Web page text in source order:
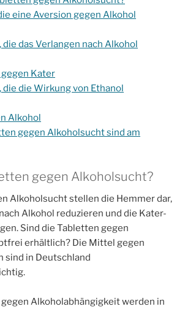
eine Aversion gegen Alkohol
das Verlangen nach Alkohol
Kater
die Wirkung von Ethanol
Alkohol
gegen Alkoholsucht sind am
gegen Alkoholsucht?
Alkoholsucht stellen die Hemmer dar,
Alkohol reduzieren und die Kater-
Sind die Tabletten gegen
erhältlich? Die Mittel gegen
sind in Deutschland
Alkoholabhängigkeit werden in